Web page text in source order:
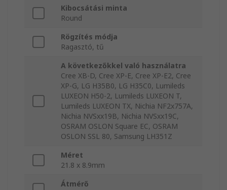
Kibocsátási minta
Round
Rögzítés módja
Ragasztó, tű
A következőkkel való használatra
Cree XB-D, Cree XP-E, Cree XP-E2, Cree
XP-G, LG H35B0, LG H35C0, Lumileds
LUXEON H50-2, Lumileds LUXEON T,
Lumileds LUXEON TX, Nichia NF2x757A,
Nichia NVSxx19B, Nichia NVSxx19C,
OSRAM OSLON Square EC, OSRAM
OSLON SSL 80, Samsung LH351Z
Méret
21.8 x 8.9mm
Átmérő